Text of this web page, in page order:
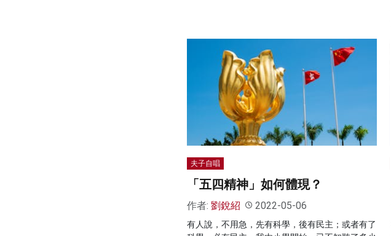
夫子自唱
「五四精神」如何體現？
作者: 劉銳紹 2022-05-06
有人說，不用急，先有科學，後有民主；或者有了